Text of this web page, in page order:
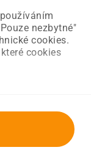
nezbytné"
cookies.
cookies
strana